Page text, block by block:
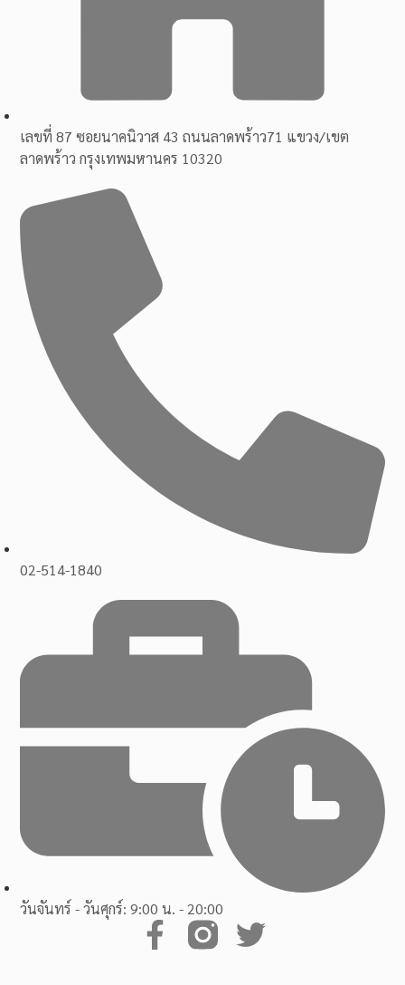
เลขที่ 87 ซอยนาคนิวาส 43 ถนนลาดพร้าว71 แขวง/เขต
ลาดพร้าว กรุงเทพมหานคร 10320
02-514-1840
วันจันทร์ - วันศุกร์: 9:00 น. - 20:00